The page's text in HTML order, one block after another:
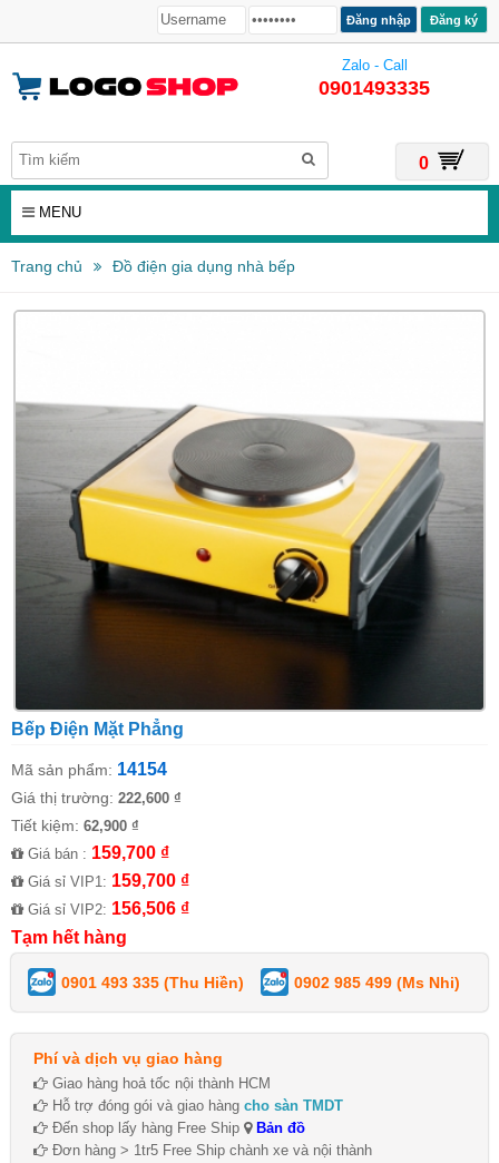
Đăng ký
Zalo - Call
0901493335
0
MENU
Trang chủ Đồ điện gia dụng nhà bếp
Bếp Điện Mặt Phẳng
Mã sản phẩm: 14154
Giá thị trường: 222,600 ₫
Tiết kiệm: 62,900 ₫
Giá bán : 159,700 ₫
Giá sỉ VIP1: 159,700 ₫
Giá sỉ VIP2: 156,506 ₫
Tạm hết hàng
0901 493 335 (Thu Hiền) 0902 985 499 (Ms Nhi)
Phí và dịch vụ giao hàng
Giao hàng hoả tốc nội thành HCM
Hỗ trợ đóng gói và giao hàng cho sàn TMDT
Đến shop lấy hàng Free Ship
Bản đồ
Đơn hàng > 1tr5 Free Ship chành xe và nội thành